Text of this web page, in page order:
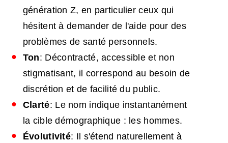
génération Z, en particulier ceux qui
hésitent à demander de l'aide pour des
problèmes de santé personnels.
Ton: Décontracté, accessible et non
stigmatisant, il correspond au besoin de
discrétion et de facilité du public.
Clarté: Le nom indique instantanément
la cible démographique : les hommes.
Évolutivité: Il s'étend naturellement à